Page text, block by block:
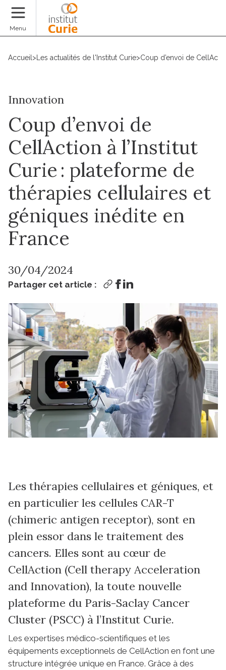
Menu
Accueil > Les actualités de l'Institut Curie>Coup d’envoi de
Innovation
Coup d’envoi de
CellAction à l’Institut
Curie : plateforme de
thérapies cellulaires et
géniques inédite en
France
30/04/2024
Partager cet article :
Les thérapies cellulaires et géniques, et
en particulier les cellules CAR-T
(chimeric antigen receptor), sont en
plein essor dans le traitement des
cancers. Elles sont au cœur de
CellAction (Cell therapy Acceleration
and Innovation), la toute nouvelle
plateforme du Paris-Saclay Cancer
Cluster (PSCC) à l’Institut Curie.
Les expertises médico-scientifiques et les
équipements exceptionnels de CellAction en font une
structure intégrée unique en France. Grâce à des